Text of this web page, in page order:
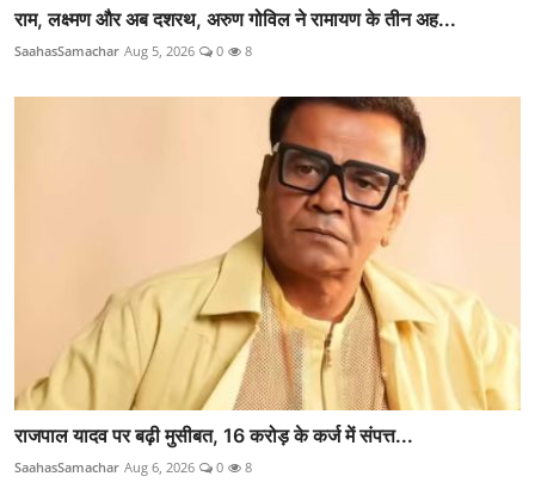
राम, लक्ष्मण और अब दशरथ, अरुण गोविल ने रामायण के तीन अह...
SaahasSamachar Aug 5, 2026 0 8
राजपाल यादव पर बढ़ी मुसीबत, 16 करोड़ के कर्ज में संपत्त...
SaahasSamachar Aug 6, 2026 0 8